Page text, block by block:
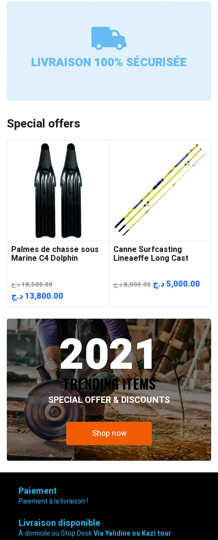
LIVRAISON 100% SÉCURISÉE
Special offers
Palmes de chasse sous
Marine C4 Dolphin
18,500.00د.ج
Le
initial
était :
18,500.00 د.ج.
13,800.00 د.ج
actuel
est :
13,800.00 د.ج.
Canne Surfcasting
Lineaeffe Long Cast
8,000.00د.ج
Le
était :
8,000.00 د.ج.
5,000.00د.ج
Le
est :
2021
TRENDING ITEMS
SPECIAL OFFER & DISCOUNTS
Shop now
Paiement
Paiement à la livraison !
Livraison disponible
À domicile ou Stop DeskVia Yalidine ou Kazi tour